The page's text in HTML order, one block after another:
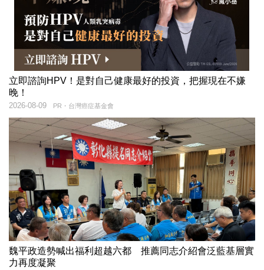
立即諮詢HPV！是對自己健康最好的投資，把握現在不嫌
晚！
PR・台灣癌症基金會
2026-08-09
魏平政造勢喊出福利超越六都 推薦同志介紹會泛藍基層實
力再度凝聚